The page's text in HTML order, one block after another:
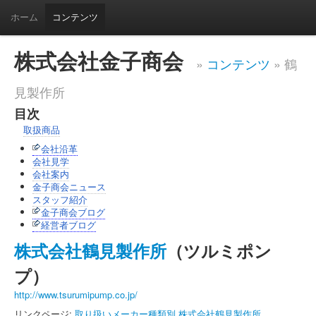
ホーム コンテンツ
株式会社金子商会 » コンテンツ » 鶴
見製作所
目次
取扱商品
会社沿革
会社見学
会社案内
金子商会ニュース
スタッフ紹介
金子商会ブログ
経営者ブログ
株式会社鶴見製作所 （ツルミポン
プ）
http://www.tsurumipump.co.jp/